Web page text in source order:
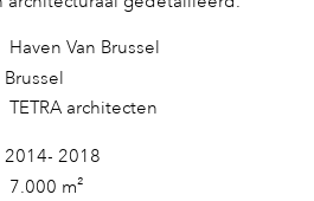
Haven Van Brussel
Brussel
TETRA architecten
2014- 2018
7.000 m²